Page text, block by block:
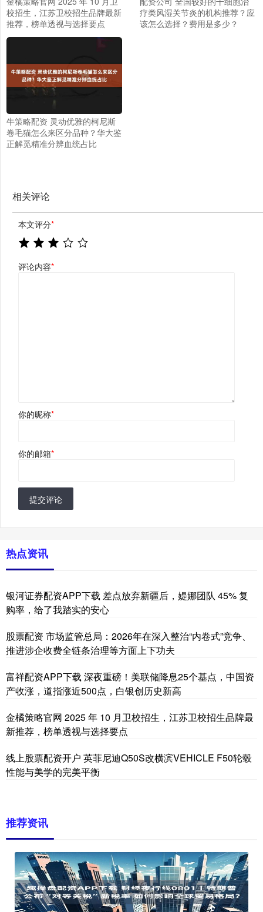
校招生，江苏卫校招生品牌最新
推荐，榜单透视与选择要点
疗类风湿关节炎的机构推荐？应
该怎么选择？费用是多少？
牛策略配资 灵动优雅的柯尼斯
卷毛猫怎么来区分品种？华大鉴
正解觅精准分辨血统占比
相关评论
本文评分*
评论内容*
你的昵称*
你的邮箱*
提交评论
热点资讯
银河证券配资APP下载 差点放弃新疆后，媞娜团队 45% 复
购率，给了我踏实的安心
股票配资 市场监管总局：2026年在深入整治“内卷式”竞争、
推进涉企收费全链条治理等方面上下功夫
富祥配资APP下载 深夜重磅！美联储降息25个基点，中国资
产收涨，道指涨近500点，白银创历史新高
金橘策略官网 2025 年 10 月卫校招生，江苏卫校招生品牌最
新推荐，榜单透视与选择要点
线上股票配资开户 英菲尼迪Q50S改横滨VEHICLE F50轮毂
性能与美学的完美平衡
推荐资讯